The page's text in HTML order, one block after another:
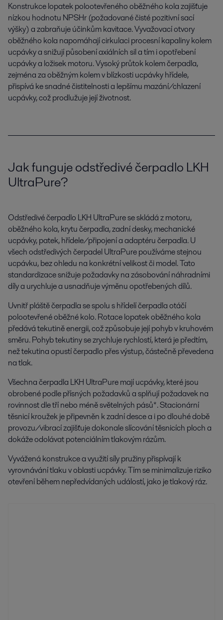
Konstrukce lopatek polootevřeného oběžného kola zajišťuje
nízkou hodnotu NPSHr (požadované čisté pozitivní sací
výšky) a zabraňuje účinkům kavitace. Vyvažovací otvory
oběžného kola napomáhají cirkulaci procesní kapaliny kolem
ucpávky a snižují působení axiálních sil a tím i opotřebení
ucpávky a ložisek motoru. Vysoký průtok kolem čerpadla,
zejména za oběžným kolem v blízkosti ucpávky hřídele,
přispívá ke snadné čistitelnosti a lepšímu mazání/chlazení
ucpávky, což prodlužuje její životnost.
Jak funguje odstředivé čerpadlo LKH
UltraPure?
Odstředivé čerpadlo LKH UltraPure se skládá z motoru,
oběžného kola, krytu čerpadla, zadní desky, mechanické
ucpávky, patek, hřídele/připojení a adaptéru čerpadla. U
všech odstředivých čerpadel UltraPure používáme stejnou
ucpávku, bez ohledu na konkrétní velikost či model. Tato
standardizace snižuje požadavky na zásobování náhradními
díly a urychluje a usnadňuje výměnu opotřebených dílů.
Uvnitř pláště čerpadla se spolu s hřídelí čerpadla otáčí
polootevřené oběžné kolo. Rotace lopatek oběžného kola
předává tekutině energii, což způsobuje její pohyb v kruhovém
směru. Pohyb tekutiny se zrychluje rychlostí, která je předtím,
než tekutina opustí čerpadlo přes výstup, částečně převedena
na tlak.
Všechna čerpadla LKH UltraPure mají ucpávky, které jsou
obrobené podle přísných požadavků a splňují požadavek na
rovinnost dle tří nebo méně světelných pásů*. Stacionární
těsnicí kroužek je připevněn k zadní desce a i po dlouhé době
provozu/vibrací zajišťuje dokonale slícování těsnicích ploch a
dokáže odolávat potenciálním tlakovým rázům.
Vyvážená konstrukce a využití síly pružiny přispívají k
vyrovnávání tlaku v oblasti ucpávky. Tím se minimalizuje riziko
otevření během nepředvídaných událostí, jako je tlakový ráz.